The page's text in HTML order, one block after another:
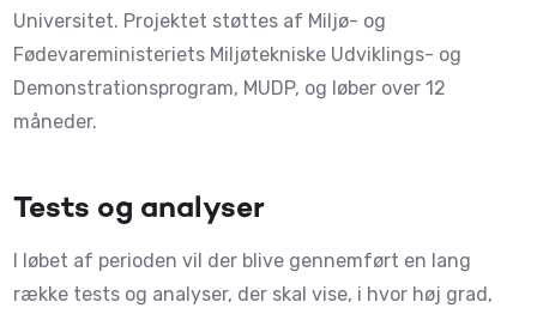
Universitet. Projektet støttes af Miljø- og
Fødevareministeriets Miljøtekniske Udviklings- og
Demonstrationsprogram, MUDP, og løber over 12
måneder.
Tests og analyser
I løbet af perioden vil der blive gennemført en lang
række tests og analyser, der skal vise, i hvor høj grad,